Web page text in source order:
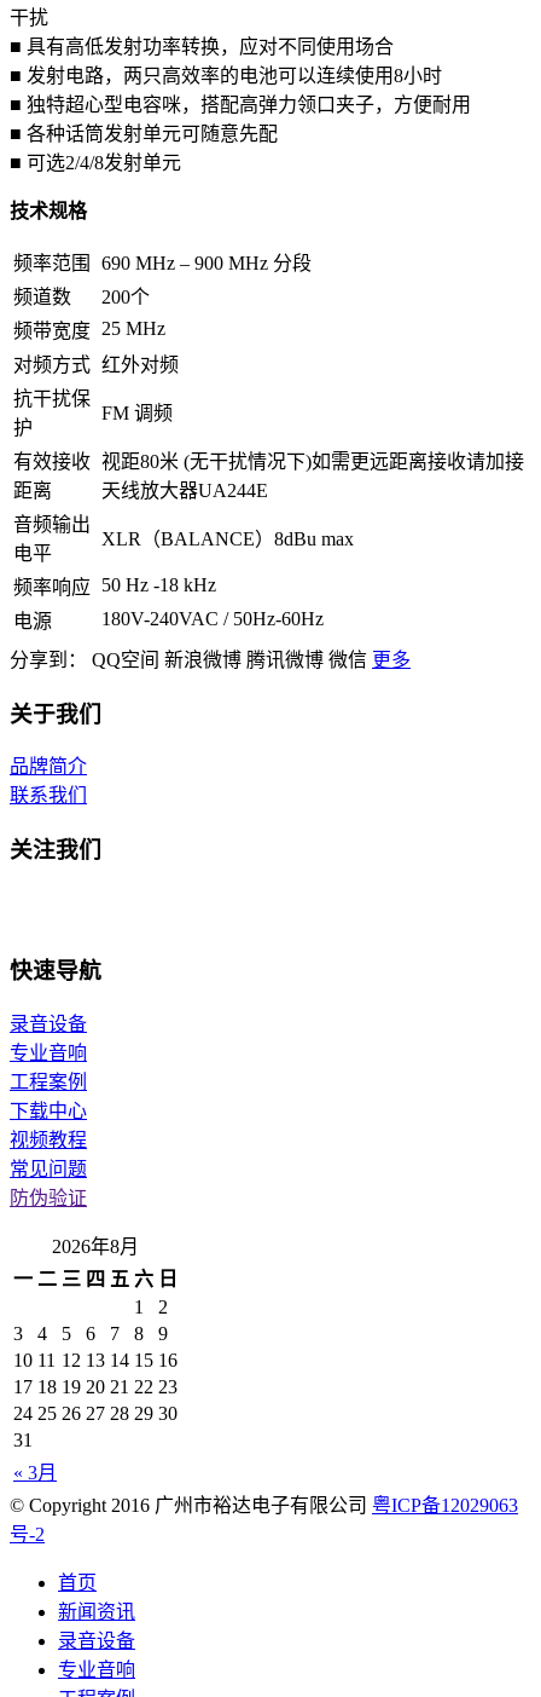
干扰
■ 具有高低发射功率转换，应对不同使用场合
■ 发射电路，两只高效率的电池可以连续使用8小时
■ 独特超心型电容咪，搭配高弹力领口夹子，方便耐用
■ 各种话筒发射单元可随意先配
■ 可选2/4/8发射单元
技术规格
频率范围
690 MHz – 900 MHz 分段
频道数
200个
频带宽度 25 MHz
对频方式 红外对频
抗干扰保
护
FM 调频
有效接收
距离
视距80米 (无干扰情况下)如需更远距离接收请加接
天线放大器UA244E
音频输出
电平
XLR（BALANCE）8dBu max
频率响应
50 Hz -18 kHz
电源
180V-240VAC / 50Hz-60Hz
分享到：
QQ空间 新浪微博 腾讯微博 微信 更多
关于我们
品牌简介
联系我们
关注我们
快速导航
录音设备
专业音响
工程案例
下载中心
视频教程
常见问题
防伪验证
2026年8月
一 二 三 四 五 六 日
« 3月
1
2
3
4 5 6 7 8
9
10 11 12 13 14 15 16
17 18 19 20 21 22 23
24 25 26 27 28 29 30
31
© Copyright 2016 广州市裕达电子有限公司 粤ICP备12029063
号-2
首页
新闻资讯
录音设备
专业音响